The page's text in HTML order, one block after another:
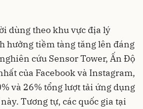
dùng theo khu vực địa lý
hưởng tiềm tàng tăng lên đáng
cứu Sensor Tower, Ấn Độ
của Facebook và Instagram,
và 26% tổng lượt tải ứng dụng
Tương tự, các quốc gia tại